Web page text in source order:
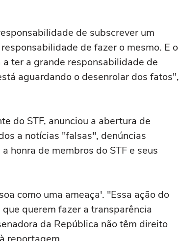
de subscrever um
de fazer o mesmo. E o
ter a grande responsabilidade de
aguardando o desenrolar dos fatos",
do STF, anunciou a abertura de
a notícias "falsas", denúncias
honra de membros do STF e seus
como uma ameaça'. "Essa ação do
querem fazer a transparência
da República não têm direito